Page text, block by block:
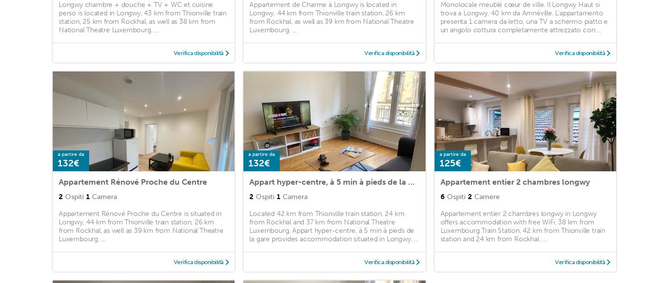
Longwy chambre + douche + TV + WC et cuisine
perso is located in Longwy, 43 km from Thionville train
station, 25 km from Rockhal, as well as 38 km from
National Theatre Luxembourg. ...
Verifica disponibilità
Appartement de Charme à Longwy is located in
Longwy, 44 km from Thionville train station, 26 km
from Rockhal, as well as 39 km from National Theatre
Luxembourg. ...
Verifica disponibilità
Monolocale meublé cœur de ville. Il Longwy Haut si
trova a Longwy. 40 km da Amnéville. L'appartamento
presenta 1 camera da letto, una TV a schermo piatto e
un angolo cottura completamente attrezzato con ...
Verifica disponibilità
a partire da
132€
Appartement Rénové Proche du Centre
2 Ospiti 1 Camera
Appartement Rénové Proche du Centre is situated in
Longwy, 44 km from Thionville train station, 26 km
from Rockhal, as well as 39 km from National Theatre
Luxembourg. ...
Verifica disponibilità
a partire da
132€
Appart hyper-centre, à 5 min à pieds de la gare
2 Ospiti 1 Camera
Located 42 km from Thionville train station, 24 km
from Rockhal and 37 km from National Theatre
Luxembourg, Appart hyper-centre, à 5 min à pieds de
la gare provides accommodation situated in Longwy. ...
Verifica disponibilità
a partire da
125€
Appartement entier 2 chambres longwy
6 Ospiti 2 Camere
Appartement entier 2 chambres longwy in Longwy
offers accommodation with free WiFi, 38 km from
Luxembourg Train Station, 42 km from Thionville train
station and 24 km from Rockhal. ...
Verifica disponibilità